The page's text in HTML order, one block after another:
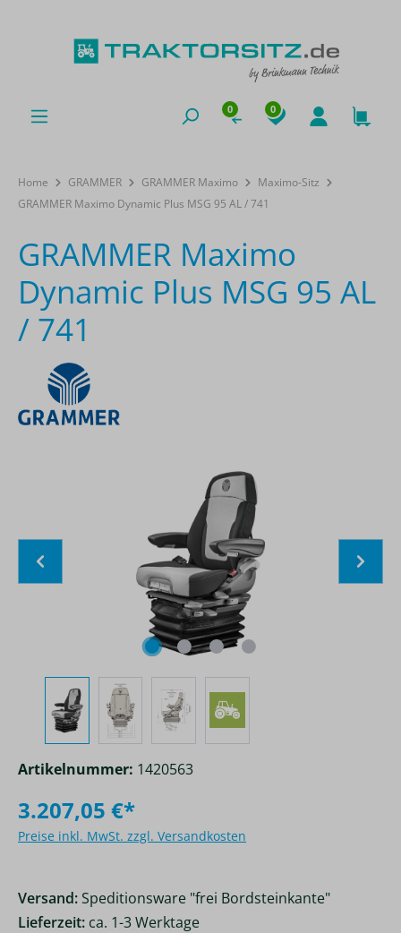
0 0
Home GRAMMER GRAMMER Maximo
Maximo-Sitz
GRAMMER Maximo Dynamic Plus MSG 95 AL / 741
GRAMMER Maximo
Dynamic Plus MSG 95 AL
/ 741
3.207,05 €*
Preise inkl. MwSt. zzgl. Versandkosten
Versand:Speditionsware "frei Bordsteinkante"
Lieferzeit: ca. 1-3 Werktage
Artikelnummer: 1420563